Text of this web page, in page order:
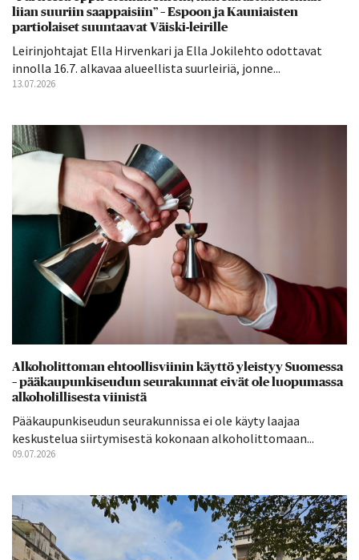
liian suuriin saappaisiin” – Espoon ja Kauniaisten
partiolaiset suuntaavat Väiski-leirille
Leirinjohtajat Ella Hirvenkari ja Ella Jokilehto odottavat
innolla 16.7. alkavaa alueellista suurleiriä, jonne...
13.07.2026
Alkoholittoman ehtoollisviinin käyttö yleistyy Suomessa
– pääkaupunkiseudun seurakunnat eivät ole luopumassa
alkoholillisesta viinistä
Pääkaupunkiseudun seurakunnissa ei ole käyty laajaa
keskustelua siirtymisestä kokonaan alkoholittomaan...
09.07.2026